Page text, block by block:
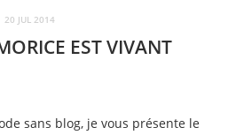
20 JUL 2014
EST VIVANT
sans blog, je vous présente le